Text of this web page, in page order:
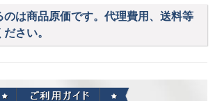
のは商品原価です。代理費用、送料等
さい。